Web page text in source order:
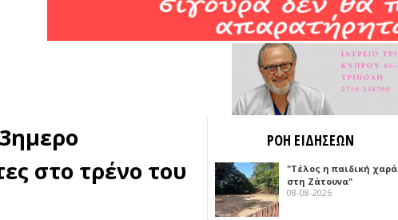
στο τρένο του
ΡΟΗ ΕΙΔΗΣΕΩΝ
"Τέλος η παιδική χαρά
στη Ζάτουνα"
08-08-2026